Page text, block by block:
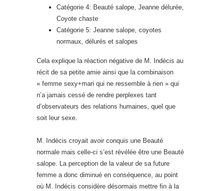
Catégorie 4: Beauté salope, Jeanne délurée,
Coyote chaste
Catégorie 5: Jeanne salope, coyotes
normaux, délurés et salopes
Cela explique la réaction négative de M. Indécis au
récit de sa petite amie ainsi que la combinaison
« femme sexy+mari qui ne ressemble à rien » qui
n’a jamais cessé de rendre perplexes tant
d’observateurs des relations humaines, quel que
soit leur sexe.
M. Indécis croyait avoir conquis une Beauté
normale mais celle-ci s’est révélée être une Beauté
salope. La perception de la valeur de sa future
femme a donc diminué en conséquence, au point
où M. Indécis considère désormais mettre fin à la